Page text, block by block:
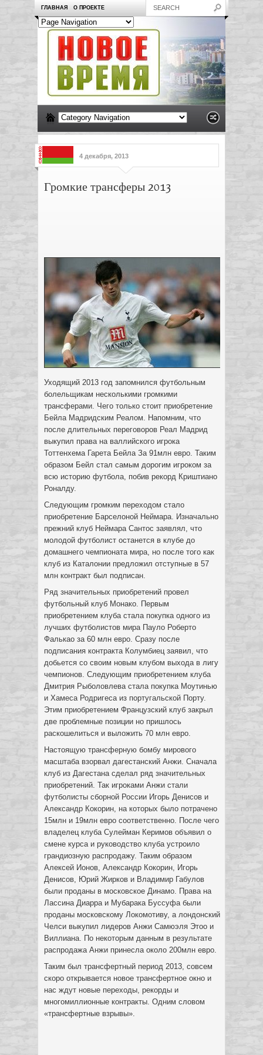
ГЛАВНАЯ О ПРОЕКТЕ
4 декабря, 2013
Громкие трансферы 2013
Уходящий 2013 год запомнился футбольным
болельщикам несколькими громкими
трансферами. Чего только стоит приобретение
Бейла Мадридским Реалом. Напомним, что
после длительных переговоров Реал Мадрид
выкупил права на валлийского игрока
Тоттенхема Гарета Бейла За 91млн евро. Таким
образом Бейл стал самым дорогим игроком за
всю историю футбола, побив рекорд Криштиано
Роналду.
Следующим громким переходом стало
приобретение Барселоной Неймара. Изначально
прежний клуб Неймара Сантос заявлял, что
молодой футболист останется в клубе до
домашнего чемпионата мира, но после того как
клуб из Каталонии предложил отступные в 57
млн контракт был подписан.
Ряд значительных приобретений провел
футбольный клуб Монако. Первым
приобретением клуба стала покупка одного из
лучших футболистов мира Пауло Роберто
Фалькао за 60 млн евро. Сразу после
подписания контракта Колумбиец заявил, что
добьется со своим новым клубом выхода в лигу
чемпионов. Следующим приобретением клуба
Дмитрия Рыболовлева стала покупка Моутинью
и Хамеса Родригеса из португальской Порту.
Этим приобретением Французский клуб закрыл
две проблемные позиции но пришлось
раскошелиться и выложить 70 млн евро.
Настоящую трансферную бомбу мирового
масштаба взорвал дагестанский Анжи. Сначала
клуб из Дагестана сделал ряд значительных
приобретений. Так игроками Анжи стали
футболисты сборной России Игорь Денисов и
Александр Кокорин, на которых было потрачено
15млн и 19млн евро соответственно. После чего
владелец клуба Сулейман Керимов объявил о
смене курса и руководство клуба устроило
грандиозную распродажу. Таким образом
Алексей Ионов, Александр Кокорин, Игорь
Денисов, Юрий Жирков и Владимир Габулов
были проданы в московское Динамо. Права на
Лассина Диарра и Мубарака Буссуфа были
проданы московскому Локомотиву, а лондонский
Челси выкупил лидеров Анжи Самюэля Этоо и
Виллиана. По некоторым данным в результате
распродажа Анжи принесла около 200млн евро.
Таким был трансфертный период 2013, совсем
скоро открывается новое трансфертное окно и
нас ждут новые переходы, рекорды и
многомиллионные контракты. Одним словом
«трансфертные взрывы».